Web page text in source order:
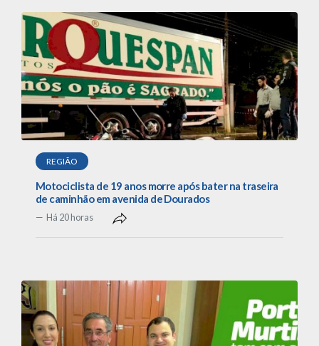
REGIÃO
Motociclista de 19 anos morre após bater na traseira
de caminhão em avenida de Dourados
Há 20 horas